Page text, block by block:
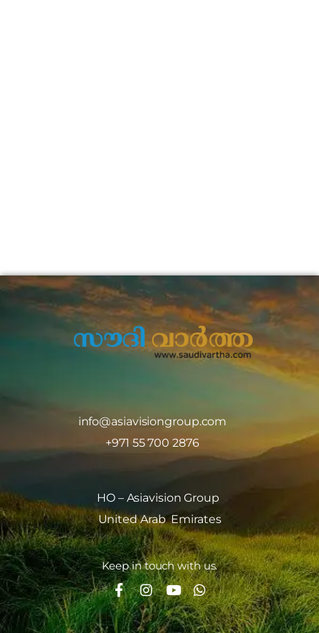
info@asiavisiongroup.com
+971 55 700 2876
HO – Asiavision Group
United Arab Emirates
Keep in touch with us.